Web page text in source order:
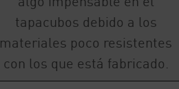
tapacubos debido a los
materiales poco resistentes
con los que está fabricado.